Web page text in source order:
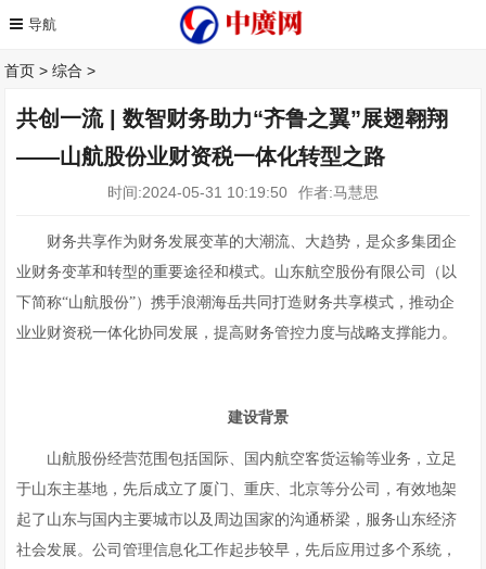
首页 >综合 >
共创一流 | 数智财务助力“齐鲁之翼”展翅翱翔
——山航股份业财资税一体化转型之路
时间:2024-05-31 10:19:50 作者:马慧思
财务共享作为财务发展变革的大潮流、大趋势，是众多集团企
业财务变革和转型的重要途径和模式。山东航空股份有限公司（以
下简称“山航股份”）携手浪潮海岳共同打造财务共享模式，推动企
业业财资税一体化协同发展，提高财务管控力度与战略支撑能力。
建设背景
山航股份经营范围包括国际、国内航空客货运输等业务，立足
于山东主基地，先后成立了厦门、重庆、北京等分公司，有效地架
起了山东与国内主要城市以及周边国家的沟通桥梁，服务山东经济
社会发展。公司管理信息化工作起步较早，先后应用过多个系统，